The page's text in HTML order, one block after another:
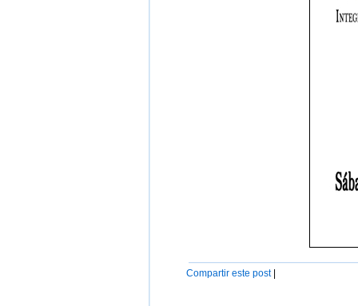
Compartir este post